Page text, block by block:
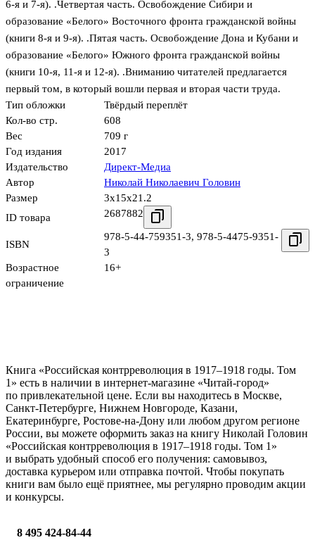
6-я и 7-я). .Четвертая часть. Освобождение Сибири и
образование «Белого» Восточного фронта гражданской войны
(книги 8-я и 9-я). .Пятая часть. Освобождение Дона и Кубани и
образование «Белого» Южного фронта гражданской войны
(книги 10-я, 11-я и 12-я). .Вниманию читателей предлагается
первый том, в который вошли первая и вторая части труда.
Тип обложки
Твёрдый переплёт
Кол-во стр.
608
Вес
709 г
Год издания
2017
Издательство
Директ-Медиа
Автор
Николай Николаевич Головин
Размер
3x15x21.2
ID товара
2687882
ISBN
978-5-44-759351-3, 978-5-4475-9351-
3
Возрастное
ограничение
16+
Книга «Российская контрреволюция в 1917–1918 годы. Том
1» есть в наличии в интернет-магазине «Читай-город»
по привлекательной цене. Если вы находитесь в Москве,
Санкт-Петербурге, Нижнем Новгороде, Казани,
Екатеринбурге, Ростове-на-Дону или любом другом регионе
России, вы можете оформить заказ на книгу Николай Головин
«Российская контрреволюция в 1917–1918 годы. Том 1»
и выбрать удобный способ его получения: самовывоз,
доставка курьером или отправка почтой. Чтобы покупать
книги вам было ещё приятнее, мы регулярно проводим акции
и конкурсы.
8 495 424-84-44